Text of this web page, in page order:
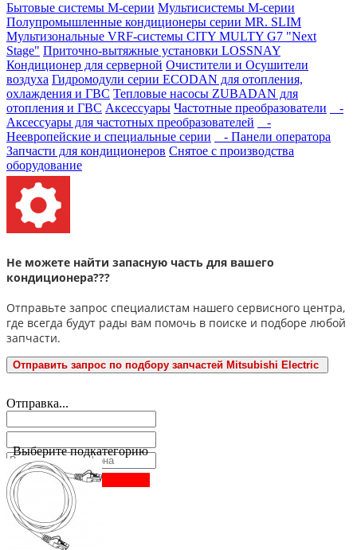
Бытовые системы M-серии Мультисистемы M-серии
Полупромышленные кондиционеры серии MR. SLIM
Мультизональные VRF-системы CITY MULTY G7 "Next
Stage" Приточно-вытяжные установки LOSSNAY
Кондиционер для серверной Очистители и Осушители
воздуха Гидромодули серии ECODAN для отопления,
охлаждения и ГВС Тепловые насосы ZUBADAN для
отопления и ГВС Аксесcуары Частотные преобразователи
-
Аксессуары для частотных преобразователей
-
Неевропейские и специальные серии
- Панели оператора
Запчасти для кондиционеров Снятое с производства
оборудование
Не можете найти запасную часть для вашего
кондиционера???
Отправьте запрос специалистам нашего сервисного центра,
где всегда будут рады вам помочь в поиске и подборе любой
запчасти.
Отправить запрос по подбору запчастей Mitsubishi Electric
Отправка...
Заказать звонок
Нажимая
кнопку
«заказать
Выберите подкатегорию